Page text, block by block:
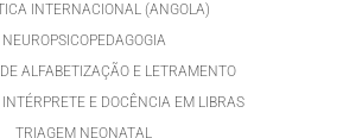
INTERNACIONAL (ANGOLA)
NEUROPSICOPEDAGOGIA
ALFABETIZAÇÃO E LETRAMENTO
E DOCÊNCIA EM LIBRAS
TRIAGEM NEONATAL